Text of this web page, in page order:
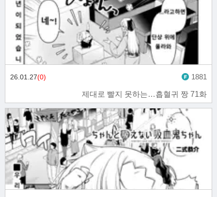
제대로 빨지 못하는…흡혈귀 짱 71화
26.01.27(0) 1881